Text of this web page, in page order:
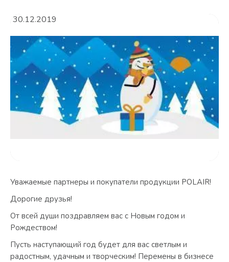
Режим работы: Пн..Пт: 9.00-18.00
30.12.2019
Уважаемые партнеры и покупатели продукции POLAIR!
Дорогие друзья!
От всей души поздравляем вас с Новым годом и
Рождеством!
Пусть наступающий год будет для вас светлым и
радостным, удачным и творческим! Перемены в бизнесе